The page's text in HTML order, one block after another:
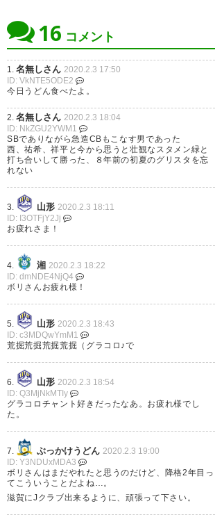
月 3
キー時代1年だったけど 応援し
たくなる選手でした。 同期の謙
介くんには今年J1で暴れて貰お
う！https://t.co/qBAwEbcLdz
— aaaaa061711 (aitoanne)
2020, 2月 3
えぇ… お疲れ様でした… 荒堀荒
堀荒堀荒堀あらぼりー！ (グラコ
ロのメロディーにのせて)
https://t.co/W3bNsYXWpf
— りー (monte1021_Lee)2020,
2月 3
えええええ！！これは衝撃的。
16 コメント
1. 名無しさん 2020.2.3 17:50
ID: VkNTE5ODE2
今日うどん食べたよ。
2. 名無しさん 2020.2.3 18:04
ID: NkZGU2YWM1
SBでありながら急造CBもこなす男であった
西、祐希、祥平と今から思うと壮観なスタメン緑と
打ち合いして勝った、８年前の初夏のグリスタを忘
れない
3. 山形 2020.2.3 18:11
ID: I3OTFjY2Jj
お疲れさま！
4. 湘 2020.2.3 18:22
ID: dmNDE4NjQ4
ボリさんお疲れ様！
5. 山形 2020.2.3 18:43
ID: c3MDQwYmM1
荒掘荒掘荒掘荒掘（グラコロ♪で
6. 山形 2020.2.3 18:54
ID: Q3MjNkMTIy
グラコロチャント好きだったなあ。お疲れ様でし
た。
7. ぶっかけうどん 2020.2.3 19:00
ID: Y3NDUxMDA3
ボリさんはまだやれたと思うのだけど、降格2年目っ
てこういうことだよね…。
滋賀にJクラブ出来るように、頑張って下さい。